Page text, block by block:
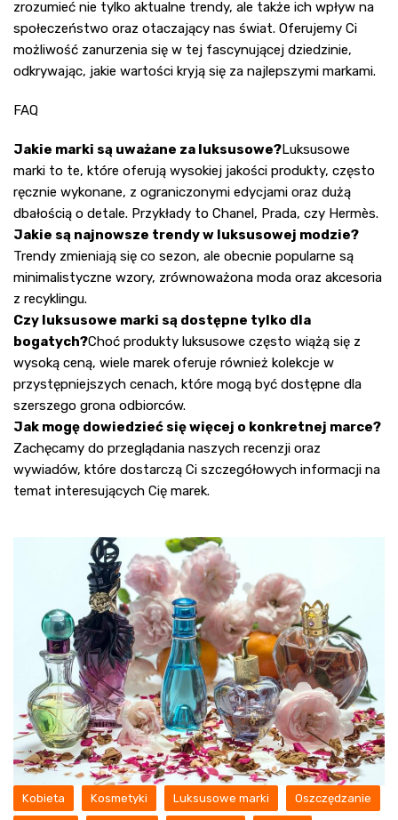
zrozumieć nie tylko aktualne trendy, ale także ich wpływ na
społeczeństwo oraz otaczający nas świat. Oferujemy Ci
możliwość zanurzenia się w tej fascynującej dziedzinie,
odkrywając, jakie wartości kryją się za najlepszymi markami.
FAQ
Jakie marki są uważane za luksusowe?Luksusowe
marki to te, które oferują wysokiej jakości produkty, często
ręcznie wykonane, z ograniczonymi edycjami oraz dużą
dbałością o detale. Przykłady to Chanel, Prada, czy Hermès.
Jakie są najnowsze trendy w luksusowej modzie?
Trendy zmieniają się co sezon, ale obecnie popularne są
minimalistyczne wzory, zrównoważona moda oraz akcesoria
z recyklingu.
Czy luksusowe marki są dostępne tylko dla
bogatych?Choć produkty luksusowe często wiążą się z
wysoką ceną, wiele marek oferuje również kolekcje w
przystępniejszych cenach, które mogą być dostępne dla
szerszego grona odbiorców.
Jak mogę dowiedzieć się więcej o konkretnej marce?
Zachęcamy do przeglądania naszych recenzji oraz
wywiadów, które dostarczą Ci szczegółowych informacji na
temat interesujących Cię marek.
Kobieta Kosmetyki Luksusowe marki Oszczędzanie